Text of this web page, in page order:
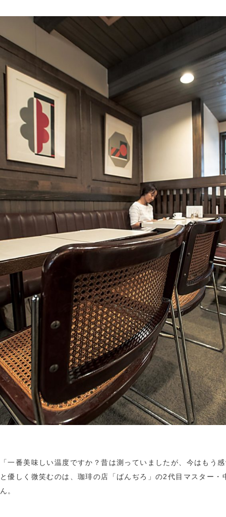
「一番美味しい温度ですか？昔は測っていましたが、今はもう
と優しく微笑むのは、珈琲の店「ばんぢろ」の2代目マスター・
ん。